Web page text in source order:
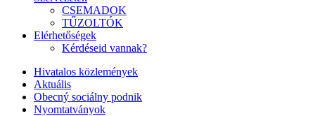
CSEMADOK
TŰZOLTÓK
Elérhetőségek
Kérdéseid vannak?
Hivatalos közlemények
Aktuális
Obecný sociálny podnik
Nyomtatványok